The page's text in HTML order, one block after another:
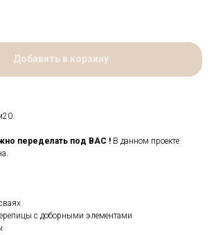
Добавить в корзину
переделать под ВАС ! В данном проекте
с доборными элементами